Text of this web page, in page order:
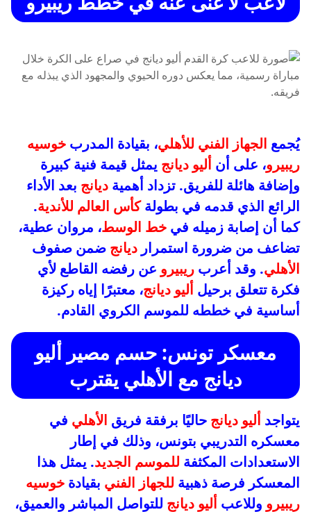
يُجمع الجهاز الفني للأهلي، بقيادة المدرب خوسيه
ريبيرو، على أن أليو ديانج يمثل قيمة فنية كبيرة
وإضافة هائلة للفريق. تزداد أهمية ديانج بعد الأداء
الرائع الذي قدمه في بطولةكأس العالم للأندية.
كما أن إصابة زميله في خط الوسط، مروان عطية،
تضاعف من ضرورة استمرار ديانج ضمن صفوف
الأهلي. وقد أعرب ريبيرو عن رفضه القاطع لأي
فكرة تتعلق برحيل أليو ديانج، معتبرًا إياه ركيزة
أساسية في خططه للموسم الكروي القادم.
معسكر تونس: حسم مصير أليو
ديانج مع الأهلي يقترب
يتواجد أليو ديانج حاليًا برفقة فريق الأهلي في
معسكره التدريبي بتونس، وذلك في إطار
الاستعدادات المكثفة للموسم الجديد. يمثل هذا
المعسكر فرصة ذهبية للجهاز الفني بقيادة خوسيه
ريبيرو وللاعب أليو ديانج للتواصل المباشر والعميق،